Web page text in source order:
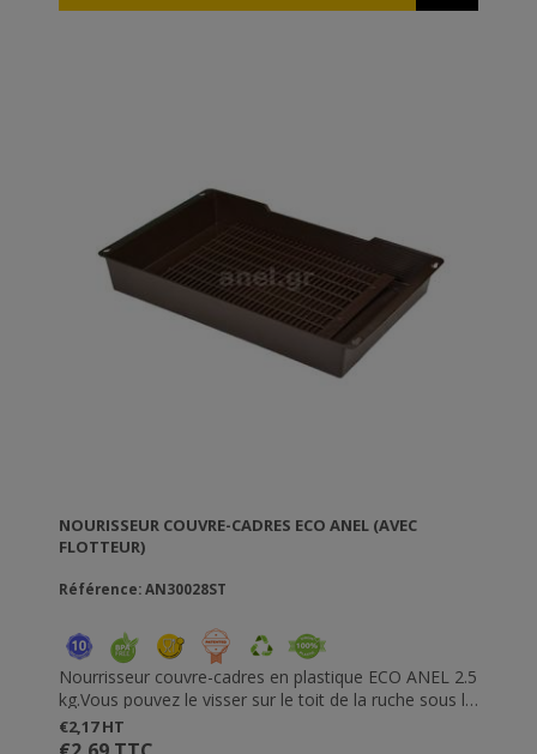
NOURISSEUR COUVRE-CADRES ECO ANEL (AVEC
FLOTTEUR)
Référence: AN30028ST
Nourrisseur couvre-cadres en plastique ECO ANEL 2.5
kg.Vous pouvez le visser sur le toit de la ruche sous le
bouchon du nourisseur ou vous pouvez simplement
le placer sur les cadres. Simple à utiliser, vous allez
€2,17 HT